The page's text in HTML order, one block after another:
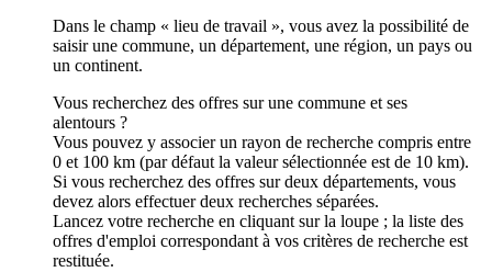
Dans le champ « lieu de travail », vous avez la possibilité de
saisir une commune, un département, une région, un pays ou
un continent.
Vous recherchez des offres sur une commune et ses
alentours ?
Vous pouvez y associer un rayon de recherche compris entre
0 et 100 km (par défaut la valeur sélectionnée est de 10 km).
Si vous recherchez des offres sur deux départements, vous
devez alors effectuer deux recherches séparées.
Lancez votre recherche en cliquant sur la loupe ; la liste des
offres d'emploi correspondant à vos critères de recherche est
restituée.